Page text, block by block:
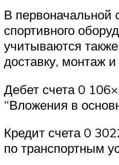
В первоначальной
спортивного
учитываются
доставку, монтаж и
Дебет счета 0
“Вложения в
Кредит счета 0
по транспортным